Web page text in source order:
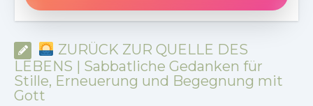
ZURÜCK ZUR QUELLE DES
LEBENS | Sabbatliche Gedanken für
Stille, Erneuerung und Begegnung mit
Gott